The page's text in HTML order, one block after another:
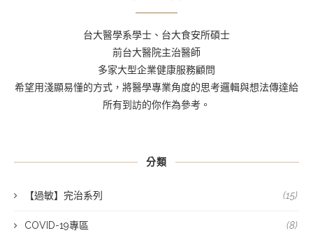
台大醫學系學士、台大食安所碩士
前台大醫院主治醫師
多家大型企業健康服務顧問
希望用淺顯易懂的方式，將醫學專業角度的思考邏輯與想法傳達給
所有到訪的你作為參考。
分類
【過敏】完治系列 (15)
COVID-19專區 (8)